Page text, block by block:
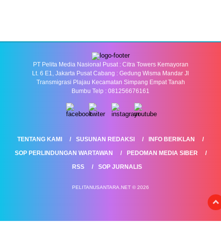
PT Pelita Media Nasional Pusat : Citra Towers Kemayoran
Lt. 6 E1, Jakarta Pusat Cabang : Gedung Wisma Mandar Jl
Transmigrasi Plajau Kecamatan Simpang Empat Tanah
Bumbu Telp : 081256676161
TENTANG KAMI SUSUNAN REDAKSI
INFO BERIKLAN
SOP PERLINDUNGAN WARTAWAN
PEDOMAN MEDIA SIBER
RSS
SOP JURNALIS
PELITANUSANTARA.NET © 2026